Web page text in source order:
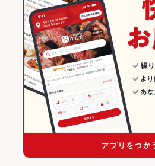
飲み放題 あり ：＊詳細は店舗まで。
食べ放題 なし
カクテル充実、焼酎充実、日
お子様連れ お子様連れ歓迎
－
プライズ対
那覇 × 創作料理
那覇 × 和風
県庁前駅 × 創作料理
県庁前駅 × 和風
沖縄 × 和風
沖縄 × 創作料理
沖縄 × 和風
国際通りのグルメランキング
国際通りの居酒屋ランキング